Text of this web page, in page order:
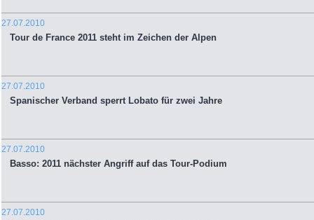
27.07.2010
Tour de France 2011 steht im Zeichen der Alpen
27.07.2010
Spanischer Verband sperrt Lobato für zwei Jahre
27.07.2010
Basso: 2011 nächster Angriff auf das Tour-Podium
27.07.2010